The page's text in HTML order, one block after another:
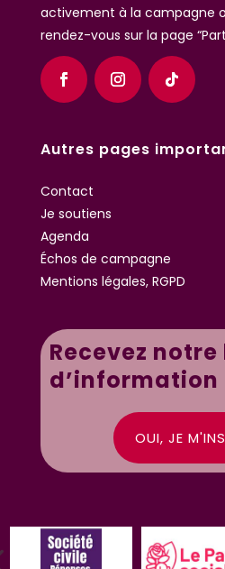
activement à la campagne
rendez-vous sur la page
Autres pages
Contact
Je soutiens
Agenda
Échos de campagne
Mentions légales, RGPD
Recevez
d’information
OUI, JE